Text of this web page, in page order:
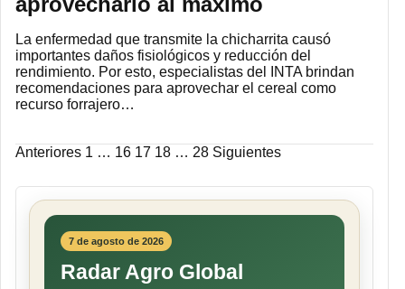
La enfermedad que transmite la chicharrita causó
importantes daños fisiológicos y reducción del
rendimiento. Por esto, especialistas del INTA brindan
recomendaciones para aprovechar el cereal como
recurso forrajero…
Paginación
de
entradas
Anteriores 1 … 16 17 18 … 28 Siguientes
7 de agosto de 2026
Radar Agro Global